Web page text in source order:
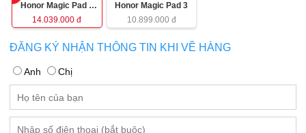
Honor Magic Pad 3
Pro
14.039.000 đ
Honor Magic Pad 3
10.899.000đ
ĐĂNG KÝ NHẬN THÔNG TIN KHI VỀ HÀNG
Anh Chị